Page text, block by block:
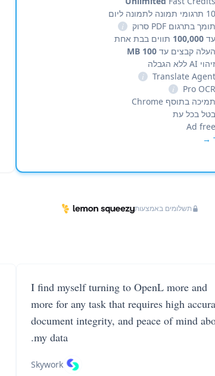
10 תרגומי תמונה לתמונה ליום
תומך בתרגום PDF סרוק
i
עד100,000 תווים בבת אחת
העלה קבצים עד100 MB
זיהוי AI ללא הגבלה
Translate Agent
i
Pro OCR
i
תמיכה בתוסף Chrome
בטל בכל עת
Ad free
→
תשלומים באמצעות
I find myself turning to OpenL more and
more for any task that requires high
document integrity, and peace of mind
my data.
Skywork